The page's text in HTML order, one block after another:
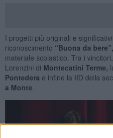
I progetti più originali e
riconoscimento “Buona da bere”,
materiale scolastico. Tra i
Lorenzini di Montecatini Terme,
Pontedera e infine la IID della
a Monte